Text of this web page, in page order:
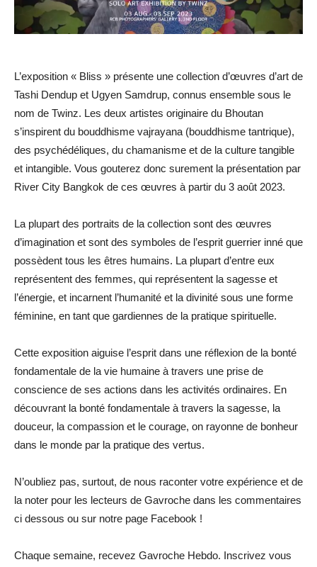
L’exposition « Bliss » présente une collection d’œuvres d’art de
Tashi Dendup et Ugyen Samdrup, connus ensemble sous le
nom de Twinz. Les deux artistes originaire du Bhoutan
s’inspirent du bouddhisme vajrayana (bouddhisme tantrique),
des psychédéliques, du chamanisme et de la culture tangible
et intangible. Vous gouterez donc surement la présentation par
River City Bangkok de ces œuvres à partir du 3 août 2023.
La plupart des portraits de la collection sont des œuvres
d’imagination et sont des symboles de l’esprit guerrier inné que
possèdent tous les êtres humains. La plupart d’entre eux
représentent des femmes, qui représentent la sagesse et
l’énergie, et incarnent l’humanité et la divinité sous une forme
féminine, en tant que gardiennes de la pratique spirituelle.
Cette exposition aiguise l’esprit dans une réflexion de la bonté
fondamentale de la vie humaine à travers une prise de
conscience de ses actions dans les activités ordinaires. En
découvrant la bonté fondamentale à travers la sagesse, la
douceur, la compassion et le courage, on rayonne de bonheur
dans le monde par la pratique des vertus.
N’oubliez pas, surtout, de nous raconter votre expérience et de
la noter pour les lecteurs de Gavroche dans les commentaires
ci dessous ou sur notre page Facebook !
Chaque semaine, recevez Gavroche Hebdo. Inscrivez vous